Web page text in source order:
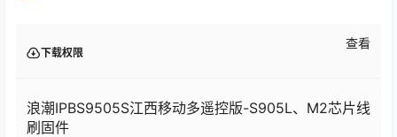
下载权限
查看
浪潮IPBS9505S江西移动多遥控版-S905L、M2芯片线
刷固件